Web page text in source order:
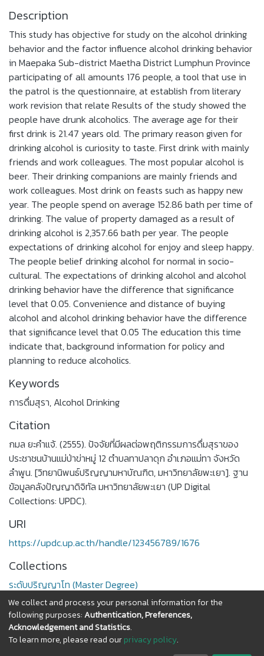
Description
This study has objective for study on the alcohol drinking
behavior and the factor influence alcohol drinking behavior
in Maepaka Sub-district Maetha District Lumphun Province
participating of all amounts 176 people, a tool that use in
the patrol is the questionnaire, at establish from literary
work revision that relate Results of the study showed the
people have drunk alcoholics. The average age for their
first drink is 21.47 years old. The primary reason given for
drinking alcohol is curiosity to taste. First drink with mainly
friends and work colleagues. The most popular alcohol is
beer. Their drinking companions are mainly friends and
work colleagues. Most drink on feasts such as happy new
year. The people spend on average 152.86 bath per time of
drinking. The value of property damaged as a result of
drinking alcohol is 2,357.66 bath per year. The people
expectations of drinking alcohol for enjoy and sleep happy.
The people belief drinking alcohol for normal in socio-
cultural. The expectations of drinking alcohol and alcohol
drinking behavior have the difference that significance
level that 0.05. Convenience and distance of buying
alcohol and alcohol drinking behavior have the difference
that significance level that 0.05 The education this time
indicate that, background information for policy and
planning to reduce alcoholics.
Keywords
การดื่มสุรา, Alcohol Drinking
Citation
กมล ยะคำแจ้. (2555). ปัจจัยที่มีผลต่อพฤติกรรมการดื่มสุราของ
ประชาชนบ้านแม่ป่าข่าหมู่ 12 ตำบลทาปลาดุก อำเภอแม่ทา จังหวัด
ลำพูน. [วิทยานิพนธ์ปริญญามหาบัณฑิต, มหาวิทยาลัยพะเยา]. ฐาน
ข้อมูลคลังปัญญาดิจิทัล มหาวิทยาลัยพะเยา (UP Digital
Collections: UPDC).
URI
https://updc.up.ac.th/handle/123456789/1676
Collections
ระดับปริญญาโท (Master Degree)
Full item page
DSpace softwarecopyright © 2002-2026
We collect and process your personal information for the
following purposes:Authentication, Preferences,
Acknowledgement and Statistics.
To learn more, please read ourprivacy policy.